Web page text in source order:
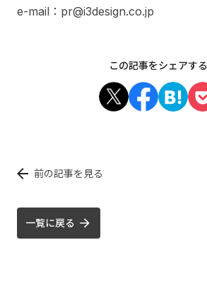
e-mail：pr@i3design.co.jp
この記事をシェアする
前の記事を見る
一覧に戻る